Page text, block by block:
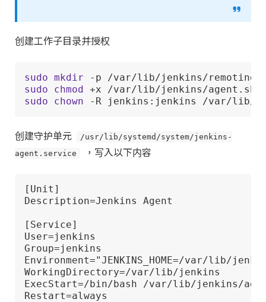
esac
创建工作子目录并授权
sudo mkdir
sudo
chmod
sudo
chown -R jenkins:jenkins /var/lib/
创建守护单元
/usr/lib/systemd/system/jenkins-
agent.service
，写入以下内容
[Unit]
Description=Jenkins Agent
[Service]
User=jenkins
Group=jenkins
Environment="JENKINS_HOME=/var/lib/
WorkingDirectory=/var/lib/jenkins
ExecStart=/bin/bash /var/lib/jenkins/
Restart=always